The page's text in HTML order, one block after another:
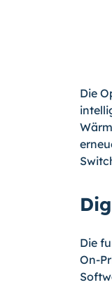
Die
Die
On-